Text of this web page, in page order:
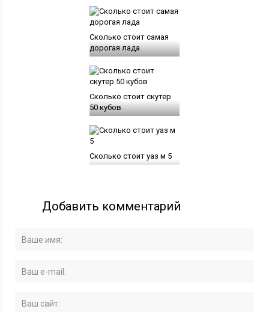
Сколько стоит самая
дорогая лада
Сколько стоит скутер
50 кубов
Сколько стоит уаз м 5
Добавить комментарий